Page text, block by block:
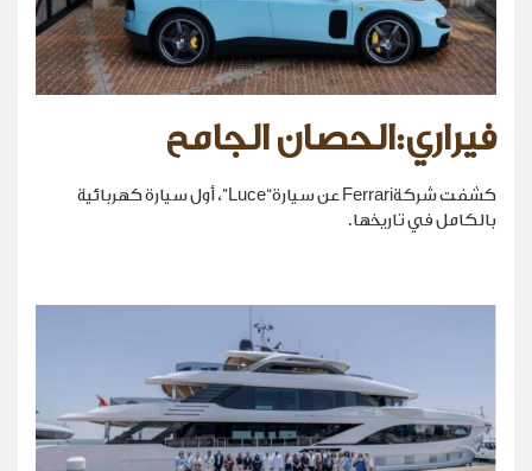
فيراري:الحصان الجامح
كشفت شركةFerrari عن سيارة“Luce”، أول سيارة كهربائية
بالكامل في تاريخها.